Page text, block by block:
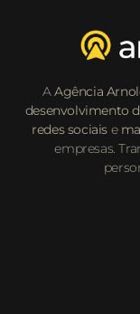
A Agência
desenvolvimento
redes sociaise
empresas.